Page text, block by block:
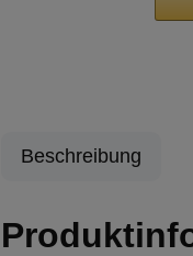
Beschreibung